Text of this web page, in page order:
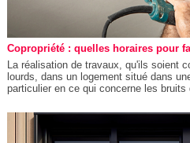
Copropriété : quelles horaires pour
La réalisation de travaux, qu'ils soient
lourds, dans un logement situé dans
particulier en ce qui concerne les bruits